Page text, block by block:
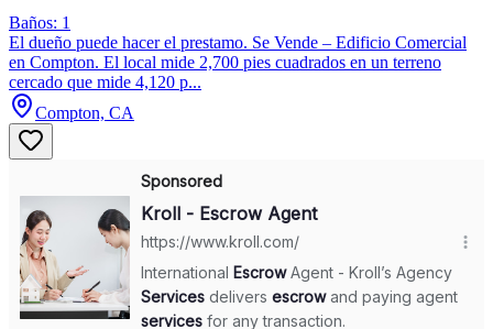
Baños: 1
El dueño puede hacer el prestamo. Se Vende – Edificio Comercial
en Compton. El local mide 2,700 pies cuadrados en un terreno
cercado que mide 4,120 p...
Compton, CA